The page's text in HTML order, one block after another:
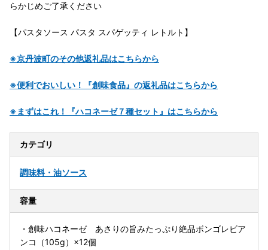
らかじめご了承ください
【パスタソース パスタ スパゲッティ レトルト】
※京丹波町のその他返礼品はこちらから
※便利でおいしい！『創味食品』の返礼品はこちらから
※まずはこれ！『ハコネーゼ７種セット』はこちらから
カテゴリ
調味料・油ソース
容量
・創味ハコネーゼ あさりの旨みたっぷり絶品ボンゴレビア
ンコ（105g）×12個